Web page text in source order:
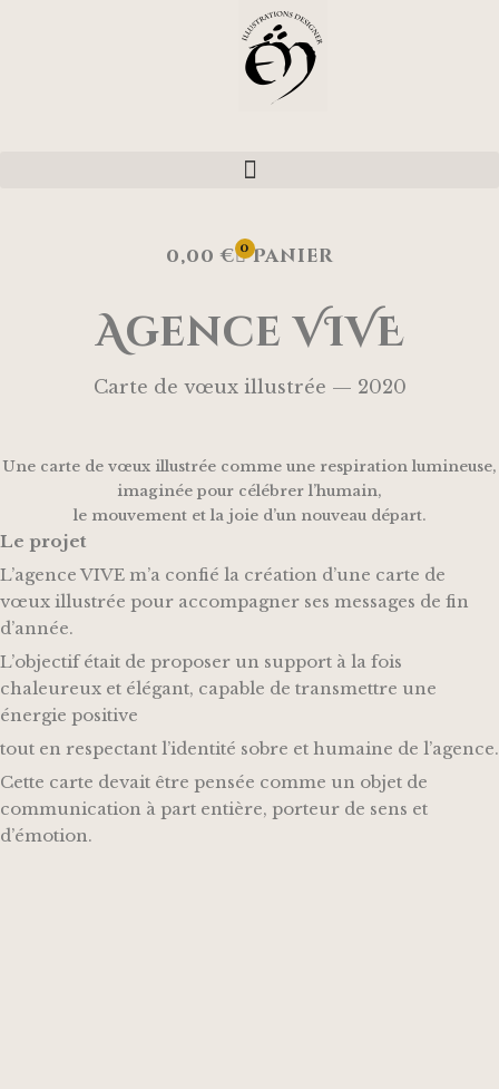
0,00€ 0 Panier
Agence VIVE
Carte de vœux illustrée — 2020
Une carte de vœux illustrée comme une respiration lumineuse,
imaginée pour célébrer l’humain,
le mouvement et la joie d’un nouveau départ.
Le projet
L’agence VIVE m’a confié la création d’une carte de
vœux illustrée pour accompagner ses messages de fin
d’année.
L’objectif était de proposer un support à la fois
chaleureux et élégant, capable de transmettre une
énergie positive
tout en respectant l’identité sobre et humaine de l’agence.
Cette carte devait être pensée comme un objet de
communication à part entière, porteur de sens et
d’émotion.